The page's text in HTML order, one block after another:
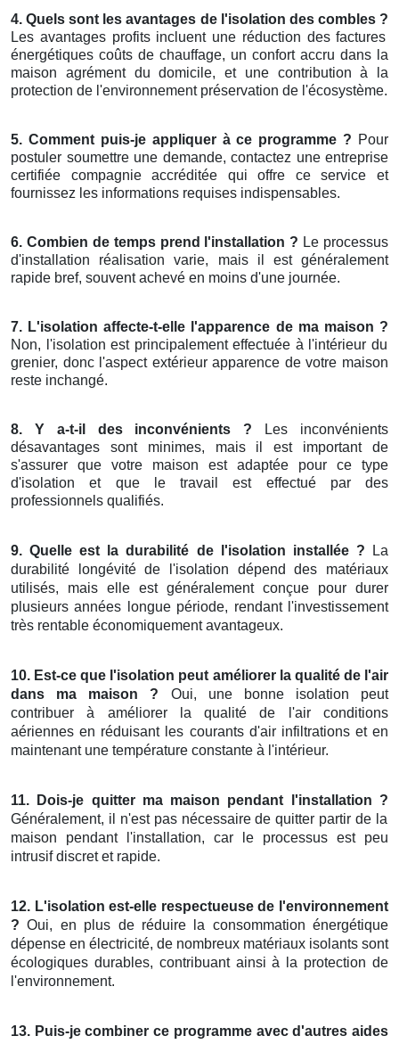
4. Quels sont les avantages de l'isolation des combles ?
Les avantages profits incluent une réduction des factures
énergétiques coûts de chauffage, un confort accru dans la
maison agrément du domicile, et une contribution à la
protection de l'environnement préservation de l'écosystème.
5. Comment puis-je appliquer à ce programme ? Pour
postuler soumettre une demande, contactez une entreprise
certifiée compagnie accréditée qui offre ce service et
fournissez les informations requises indispensables.
6. Combien de temps prend l'installation ? Le processus
d'installation réalisation varie, mais il est généralement
rapide bref, souvent achevé en moins d'une journée.
7. L'isolation affecte-t-elle l'apparence de ma maison ?
Non, l'isolation est principalement effectuée à l'intérieur du
grenier, donc l'aspect extérieur apparence de votre maison
reste inchangé.
8. Y a-t-il des inconvénients ? Les inconvénients
désavantages sont minimes, mais il est important de
s'assurer que votre maison est adaptée pour ce type
d'isolation et que le travail est effectué par des
professionnels qualifiés.
9. Quelle est la durabilité de l'isolation installée ? La
durabilité longévité de l'isolation dépend des matériaux
utilisés, mais elle est généralement conçue pour durer
plusieurs années longue période, rendant l'investissement
très rentable économiquement avantageux.
10. Est-ce que l'isolation peut améliorer la qualité de l'air
dans ma maison ? Oui, une bonne isolation peut
contribuer à améliorer la qualité de l'air conditions
aériennes en réduisant les courants d'air infiltrations et en
maintenant une température constante à l'intérieur.
11. Dois-je quitter ma maison pendant l'installation ?
Généralement, il n'est pas nécessaire de quitter partir de la
maison pendant l'installation, car le processus est peu
intrusif discret et rapide.
12. L'isolation est-elle respectueuse de l'environnement
? Oui, en plus de réduire la consommation énergétique
dépense en électricité, de nombreux matériaux isolants sont
écologiques durables, contribuant ainsi à la protection de
l'environnement.
13. Puis-je combiner ce programme avec d'autres aides